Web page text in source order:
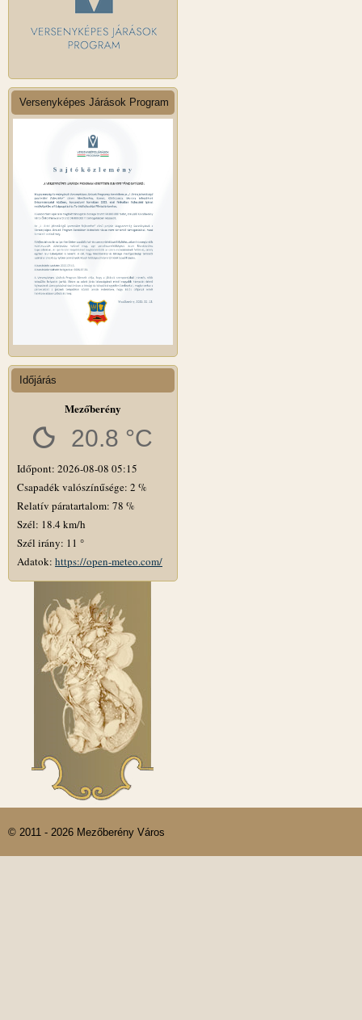
Versenyképes Járások Program
Időjárás
Mezőberény
20.8 °C
Időpont: 2026-08-08 05:15
Csapadék valószínűsége: 2 %
Relatív páratartalom: 78 %
Szél: 18.4 km/h
Szél irány: 11 °
Adatok: https://open-meteo.com/
© 2011 - 2026 Mezőberény Város